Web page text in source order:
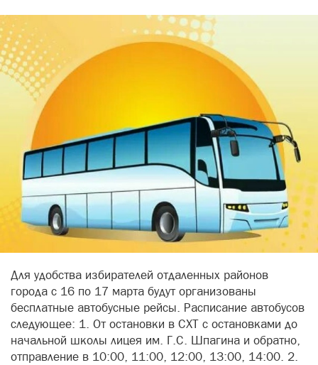
Для удобства избирателей отдаленных районов
города с 16 по 17 марта будут организованы
бесплатные автобусные рейсы. Расписание автобусов
следующее: 1. От остановки в СХТ с остановками до
начальной школы лицея им. Г.С. Шпагина и обратно,
отправление в 10:00, 11:00, 12:00, 13:00, 14:00. 2.